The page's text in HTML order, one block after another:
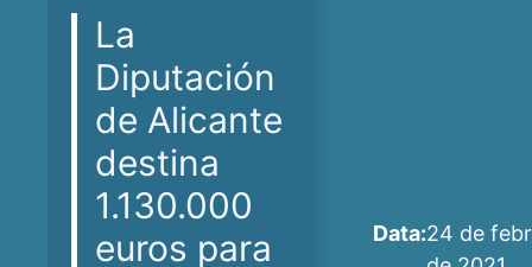
La
Diputación
de Alicante
destina
1.130.000
euros para
Data:24 de